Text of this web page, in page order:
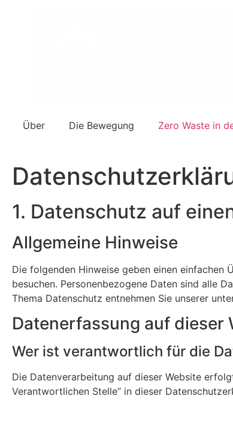
Über Die Bewegung Zero Waste in
1. Datenschutz auf
Allgemeine Hinweise
Die folgenden Hinweise geben einen einfachen
besuchen. Personenbezogene Daten sind alle
Thema Datenschutz entnehmen Sie unserer
Datenerfassung auf dieser
Wer ist verantwortlich für die
Die Datenverarbeitung auf dieser Website
Verantwortlichen Stelle“ in dieser